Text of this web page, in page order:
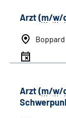
Arzt (m/w/
Boppard
Arzt (m/w/